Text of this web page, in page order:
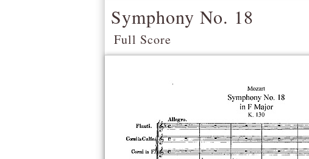
Symphony No. 18
Full Score